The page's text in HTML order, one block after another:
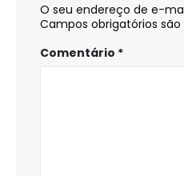
O seu endereço de e-
Campos obrigatórios
Comentário *